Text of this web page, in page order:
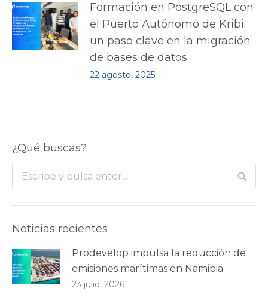
Formación en PostgreSQL con
el Puerto Autónomo de Kribi:
un paso clave en la migración
de bases de datos
22 agosto, 2025
¿Qué buscas?
Buscar:
Noticias recientes
Prodevelop impulsa la reducción de
emisiones marítimas en Namibia
23 julio, 2026